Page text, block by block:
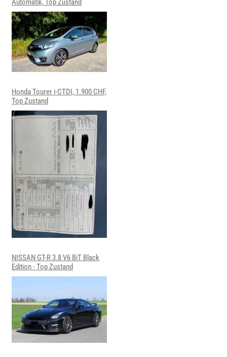
Automatik, Top Zustand
Honda Tourer i-CTDI, 1.900 CHF,
Top Zustand
NISSAN GT-R 3.8 V6 BiT Black
Edition - Top Zustand